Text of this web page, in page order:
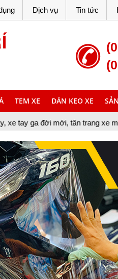
Dịch vụ Tin tức
TEM XE DÁN KEO XE
tân trang xe máy, cung cấp đồ